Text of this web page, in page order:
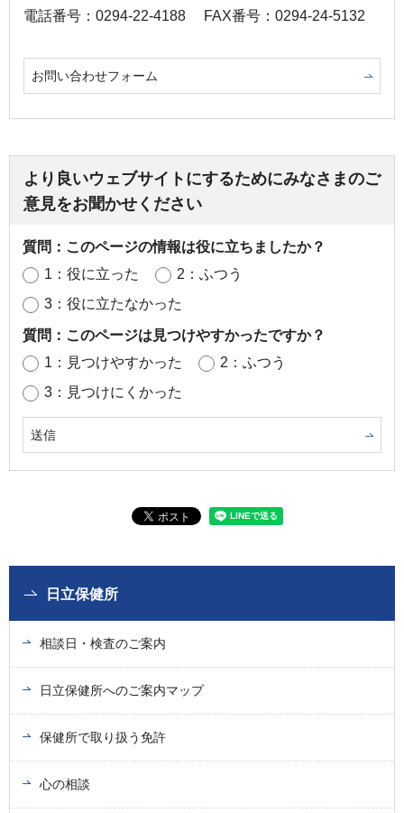
電話番号：0294-22-4188
FAX番号：0294-24-5132
お問い合わせフォーム
より良いウェブサイトにするためにみなさまのご
意見をお聞かせください
質問：このページの情報は役に立ちましたか？
1：役に立った
2：ふつう
3：役に立たなかった
質問：このページは見つけやすかったですか？
1：見つけやすかった
2：ふつう
3：見つけにくかった
日立保健所
相談日・検査のご案内
日立保健所へのご案内マップ
保健所で取り扱う免許
心の相談